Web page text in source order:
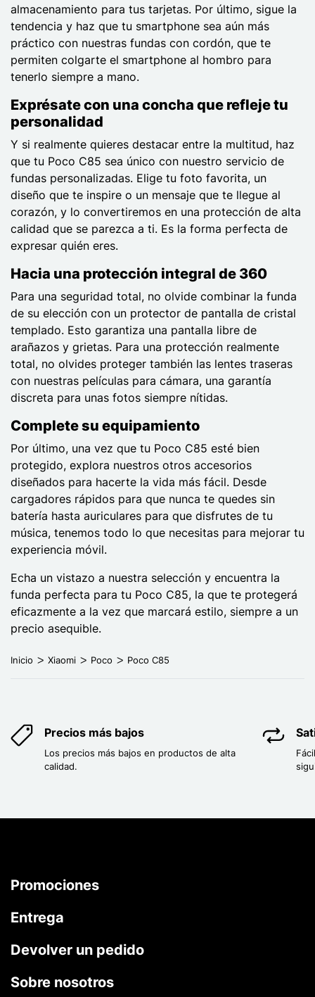
almacenamiento para tus tarjetas. Por último, sigue la
tendencia y haz que tu smartphone sea aún más
práctico con nuestras fundas con cordón, que te
permiten colgarte el smartphone al hombro para
tenerlo siempre a mano.
Exprésate con una concha que refleje tu
personalidad
Y si realmente quieres destacar entre la multitud, haz
que tu Poco C85 sea único con nuestro servicio de
fundas personalizadas. Elige tu foto favorita, un
diseño que te inspire o un mensaje que te llegue al
corazón, y lo convertiremos en una protección de alta
calidad que se parezca a ti. Es la forma perfecta de
expresar quién eres.
Hacia una protección integral de 360
Para una seguridad total, no olvide combinar la funda
de su elección con un protector de pantalla de cristal
templado. Esto garantiza una pantalla libre de
arañazos y grietas. Para una protección realmente
total, no olvides proteger también las lentes traseras
con nuestras películas para cámara, una garantía
discreta para unas fotos siempre nítidas.
Complete su equipamiento
Por último, una vez que tu Poco C85 esté bien
protegido, explora nuestros otros accesorios
diseñados para hacerte la vida más fácil. Desde
cargadores rápidos para que nunca te quedes sin
batería hasta auriculares para que disfrutes de tu
música, tenemos todo lo que necesitas para mejorar tu
experiencia móvil.
Echa un vistazo a nuestra selección y encuentra la
funda perfecta para tu Poco C85, la que te protegerá
eficazmente a la vez que marcará estilo, siempre a un
precio asequible.
Inicio Xiaomi Poco Poco C85
Precios más bajos
Los precios más bajos en productos de alta
calidad.
Promociones
Entrega
Devolver un pedido
Sobre nosotros